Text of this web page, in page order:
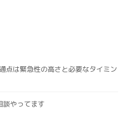
点は緊急性の高さと必要なタイミン
談やってます